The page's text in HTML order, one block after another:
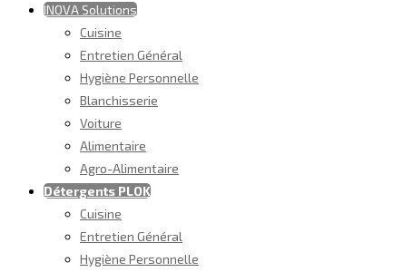
INOVA Solutions
Cuisine
Entretien Général
Hygiène Personnelle
Blanchisserie
Voiture
Alimentaire
Agro-Alimentaire
Détergents PLOK
Cuisine
Entretien Général
Hygiène Personnelle